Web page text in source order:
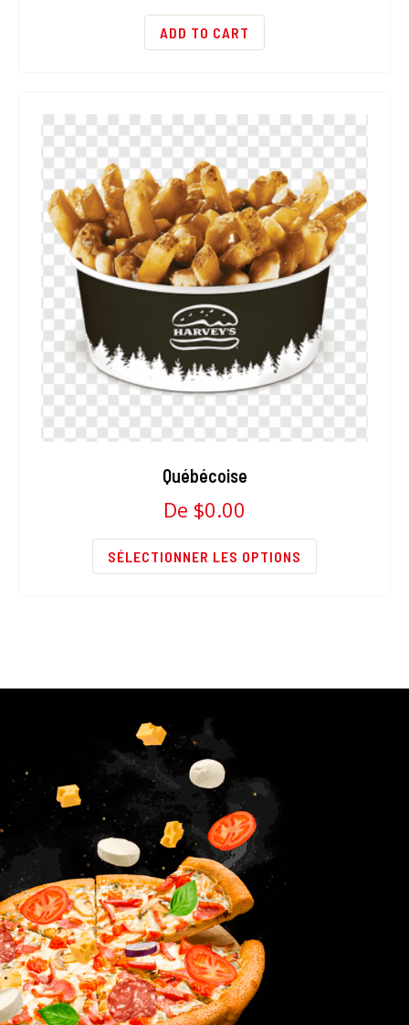
ADD TO CART
Québécoise
De $0.00
SÉLECTIONNER LES OPTIONS